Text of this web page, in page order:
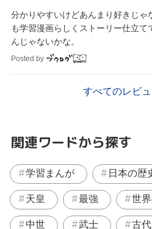
分かりやすいけどあんまり好きじゃ
も学習漫画らしくストーリー仕立
んじゃないかな。
Posted by
すべてのレビ
関連ワードから探す
学習まんが 日本の歴
天皇 最強 世
中世 武士 古代